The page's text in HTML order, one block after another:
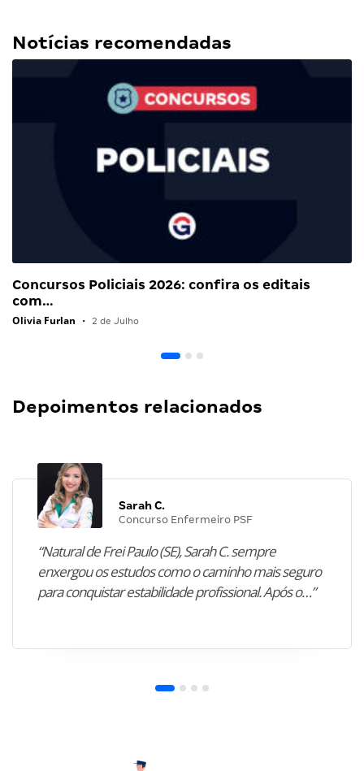
Notícias recomendadas
Concursos Policiais 2026: confira os editais
com…
Olivia Furlan • 2 de Julho
Depoimentos relacionados
Sarah C.
Concurso Enfermeiro PSF
“Natural de Frei Paulo (SE), Sarah C. sempre
enxergou os estudos como o caminho mais seguro
para conquistar estabilidade profissional. Após o…”